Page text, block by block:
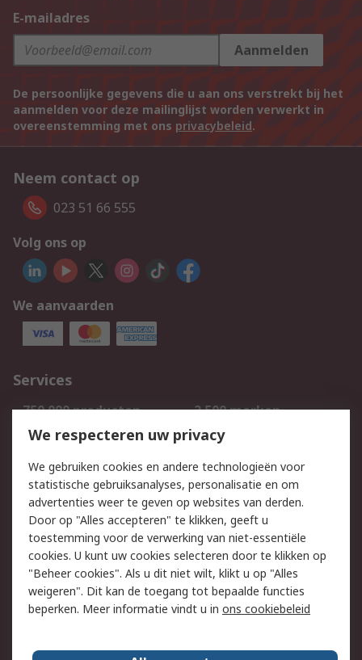
E-mailadres
Aanmelden
De persoonlijke gegevens die u aan ons verstrekt bij het
aanmelden voor deze mailinglijst worden verwerkt in
overeenstemming met ons privacybeleid.
Neem contact op
023 51 66 555
Volg ons op
We aanvaarden
Services
750.000 producten
2.500 merken
Bestellen
Inkoopoplossingen
Track & Trace
Wettelijk
Cookiebeleid
Email veiligheid
Privacybeleid
Websitevoorwaarden
Algemene
verkoopvoorwaarden
Over RS
We respecteren uw privacy
We gebruiken cookies en andere technologieën voor
statistische gebruiksanalyses, personalisatie en om
advertenties weer te geven op websites van derden.
Door op "Alles accepteren" te klikken, geeft u
toestemming voor de verwerking van niet-essentiële
cookies. U kunt uw cookies selecteren door te klikken op
"Beheer cookies". Als u dit niet wilt, klikt u op "Alles
weigeren". Dit kan de toegang tot bepaalde functies
beperken. Meer informatie vindt u in ons cookiebeleid